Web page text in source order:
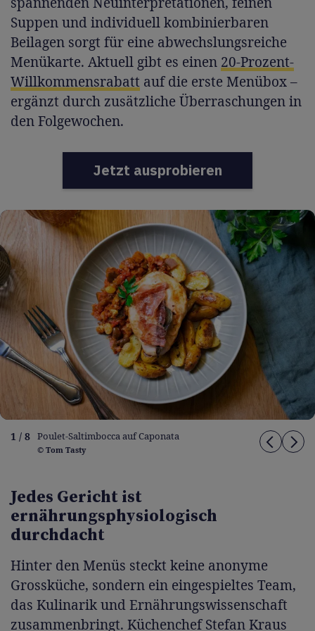
Suppen und individuell kombinierbaren
Beilagen sorgt für eine abwechslungsreiche
Menükarte. Aktuell gibt es einen 20-Prozent-
Willkommensrabatt auf die erste Menübox –
ergänzt durch zusätzliche Überraschungen in
den Folgewochen.
Jetzt ausprobieren
1 / 8 Poulet-Saltimbocca auf Caponata
© Tom Tasty
Jedes Gericht ist
ernährungsphysiologisch
durchdacht
Hinter den Menüs steckt keine anonyme
Grossküche, sondern ein eingespieltes Team,
das Kulinarik und Ernährungswissenschaft
zusammenbringt. Küchenchef Stefan Kraus